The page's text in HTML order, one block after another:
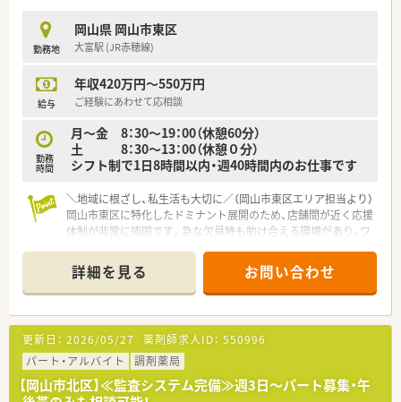
■社員教育に力を入れており、共に学び成長できる環境づくりを
目指している教育熱心な法人です。
■独立支援制度もあり、将来的に自分の薬局を持ちたいと考えて
【想定される業務内容】
に、在宅業務にも携わっていただきます。
■投薬口には椅子が設置されており、座ってじっくりと患者様と
お話ができる環境が整っています。
の方々の健康増進に貢献します。
勤務地
岡山県 岡山市東区
大富駅 (JR赤穂線)
給与
年収420万円～550万円
ご経験にあわせて応相談
勤務
時間
月～金 8：30～19：00（休憩60分）
土 8：30～13：00（休憩０分）
シフト制で1日8時間以内・週40時間内のお仕事です
＼地域に根ざし、私生活も大切に／（岡山市東区エリア担当より）
岡山市東区に特化したドミナント展開のため、店舗間が近く応援
体制が非常に強固です。急な欠員時も助け合える環境があり、ワ
＊------------------------------------------＊
【店舗情報と応需状況について】
■大富駅より車で5分程度の県道沿いに位置しており、マイカー
でスムーズに通勤できる便利な環境です。
■隣接する陽クリニックより内科、外科、整形外科、肛門科など
多彩な科目を月1,800枚応需しています。
■現在は薬剤師3.5名と事務2名の体制を整えており、在宅業務の
増加に伴う更なる体制強化を目指します。
詳細を見る お問い合わせ
更新日： 2026/05/27 薬剤師求人ID： 550996
パート・アルバイト
調剤薬局
【岡山市北区】≪監査システム完備≫週3日～パート募集・午